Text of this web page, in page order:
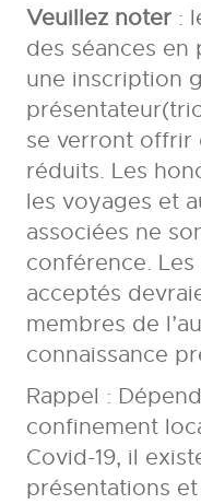
Veuillez noter:
des séances
une inscription
se verront offrir
réduits. Les
les voyages et
associées ne
conférence.
acceptés
membres de
connaissance
Rappel :
confinement
Covid-19, il
présentations